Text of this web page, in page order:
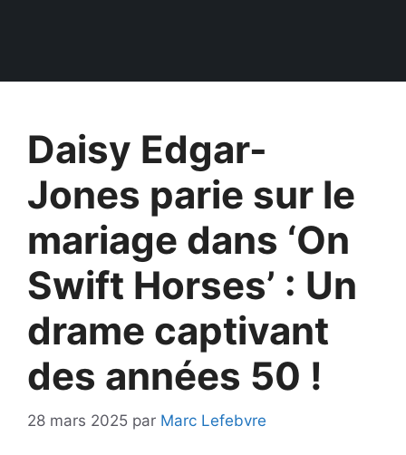
Daisy Edgar-
Jones parie sur le
mariage dans ‘On
Swift Horses’ : Un
drame captivant
des années 50 !
28 mars 2025 par Marc Lefebvre